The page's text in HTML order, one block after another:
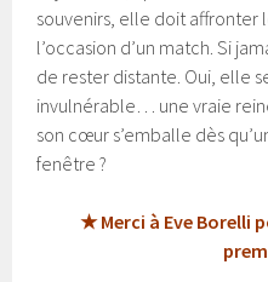
souvenirs, elle doit affronter
l’occasion d’un match. Si
de rester distante. Oui, elle
invulnérable… une vraie
son cœur s’emballe dès
fenêtre ?
★ Merci à Eve Borelli